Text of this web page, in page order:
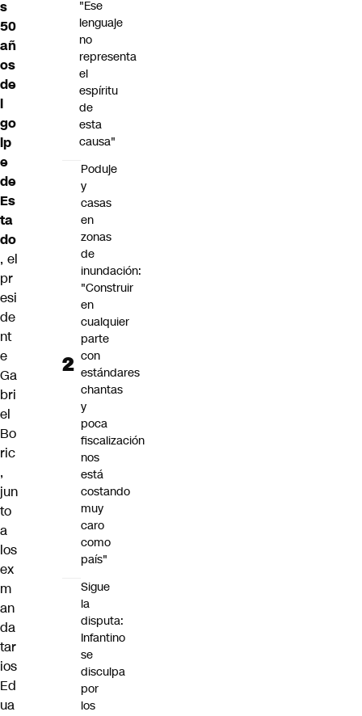
s
50
añ
os
de
l
go
lp
e
de
Es
ta
do
, el
pr
esi
de
nt
e
Ga
bri
el
Bo
ric
,
jun
to
a
los
ex
m
an
da
tar
ios
Ed
ua
"Ese
lenguaje
no
representa
el
espíritu
de
esta
causa"
Poduje
y
casas
en
zonas
de
inundación:
"Construir
en
cualquier
parte
con
estándares
chantas
y
poca
fiscalización
nos
está
costando
muy
caro
como
país"
Sigue
la
disputa:
Infantino
se
disculpa
por
los